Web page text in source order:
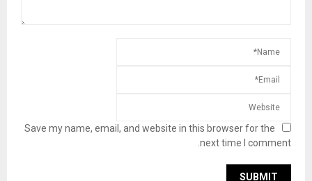
Save my name, email, and website in this browser for the
next time I comment.